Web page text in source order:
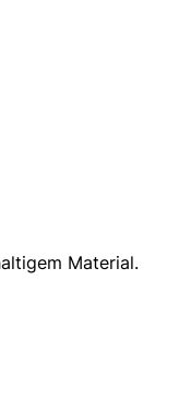
Material.